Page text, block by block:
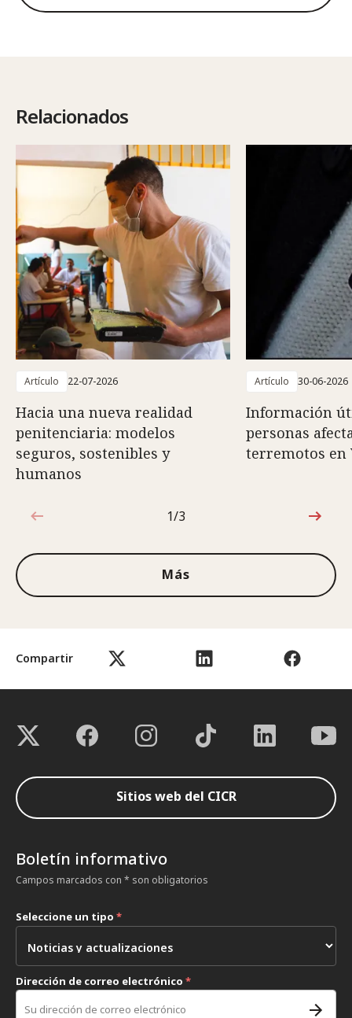
Compartir
Relacionados
Artículo 22-07-2026
Hacia una nueva realidad
penitenciaria: modelos
seguros, sostenibles y
humanos
Artículo 30-06-2026
Información
personas
terremotos en
1de3
1/3
Más
Sitios web del CICR
Boletín informativo
Campos marcados con * son obligatorios
Seleccione un tipo *
Dirección de correo electrónico *